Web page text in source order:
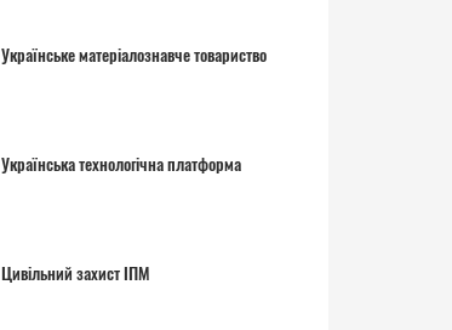
Українське матеріалознавче товариство
Українська технологічна платформа
Цивільний захист ІПМ